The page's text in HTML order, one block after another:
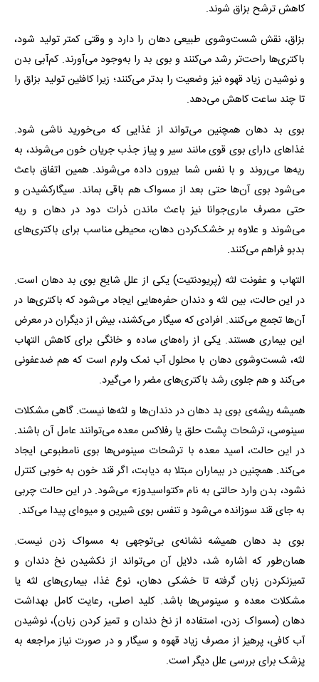
کاهش ترشح بزاق شوند.
بزاق، نقش شست‌وشوی طبیعی دهان را دارد و وقتی کمتر تولید شود،
باکتری‌ها راحت‌تر رشد می‌کنند و بوی بد را به‌وجود می‌آورند. کم‌آبی بدن
و نوشیدن زیاد قهوه نیز وضعیت را بدتر می‌کنند؛ زیرا کافئین تولید بزاق را
تا چند ساعت کاهش می‌دهد.
بوی بد دهان همچنین می‌تواند از غذایی که می‌خورید ناشی شود.
غذاهای دارای بوی قوی مانند سیر و پیاز جذب جریان خون می‌شوند، به
ریه‌ها می‌روند و با نفس شما بیرون داده می‌شوند. همین اتفاق باعث
می‌شود بوی آن‌ها حتی بعد از مسواک هم باقی بماند. سیگارکشیدن و
حتی مصرف ماری‌جوانا نیز باعث ماندن ذرات دود در دهان و ریه
می‌شوند و علاوه بر خشک‌کردن دهان، محیطی مناسب برای باکتری‌های
بدبو فراهم می‌کنند.
التهاب و عفونت لثه (پریودنتیت) یکی از علل شایع بوی بد دهان است.
در این حالت، بین لثه و دندان حفره‌هایی ایجاد می‌شود که باکتری‌ها در
آن‌ها تجمع می‌کنند. افرادی که سیگار می‌کشند، بیش از دیگران در معرض
این بیماری هستند. یکی از راه‌های ساده و خانگی برای کاهش التهاب
لثه، شست‌وشوی دهان با محلول آب نمک ولرم است که هم ضدعفونی
می‌کند و هم جلوی رشد باکتری‌های مضر را می‌گیرد.
همیشه ریشه‌ی بوی بد دهان در دندان‌ها و لثه‌ها نیست. گاهی مشکلات
سینوسی، ترشحات پشت حلق یا رفلاکس معده می‌توانند عامل آن باشند.
در این حالت، اسید معده با ترشحات سینوس‌ها بوی نامطبوعی ایجاد
می‌کند. همچنین در بیماران مبتلا به دیابت، اگر قند خون به خوبی کنترل
نشود، بدن وارد حالتی به نام «کتواسیدوز» می‌شود. در این حالت چربی
به جای قند سوزانده می‌شود و تنفس بوی شیرین و میوه‌ای پیدا می‌کند.
بوی بد دهان همیشه نشانه‌ی بی‌توجهی به مسواک زدن نیست.
همان‌طور که اشاره شد، دلایل آن می‌تواند از نکشیدن نخ دندان و
تمیزنکردن زبان گرفته تا خشکی دهان، نوع غذا، بیماری‌های لثه یا
مشکلات معده و سینوس‌ها باشد. کلید اصلی، رعایت کامل بهداشت
دهان (مسواک زدن، استفاده از نخ دندان و تمیز کردن زبان)، نوشیدن
آب کافی، پرهیز از مصرف زیاد قهوه و سیگار و در صورت نیاز مراجعه به
پزشک برای بررسی علل دیگر است.